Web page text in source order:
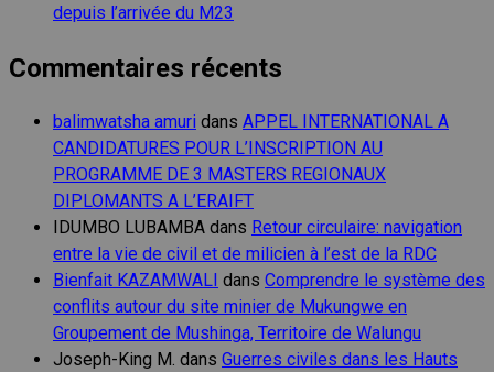
depuis l’arrivée du M23
Commentaires récents
balimwatsha amuri dans APPEL INTERNATIONAL A
CANDIDATURES POUR L’INSCRIPTION AU
PROGRAMME DE 3 MASTERS REGIONAUX
DIPLOMANTS A L’ERAIFT
IDUMBO LUBAMBA dans Retour circulaire: navigation
entre la vie de civil et de milicien à l’est de la RDC
Bienfait KAZAMWALI dans Comprendre le système des
conflits autour du site minier de Mukungwe en
Groupement de Mushinga, Territoire de Walungu
Joseph-King M. dans Guerres civiles dans les Hauts